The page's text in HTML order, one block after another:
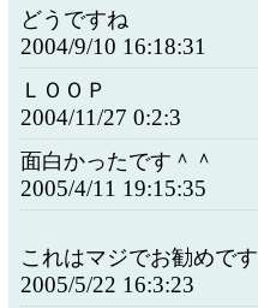
どうですね
2004/9/10 16:18:31
ＬＯＯＰ
2004/11/27 0:2:3
面白かったです＾＾
2005/4/11 19:15:35
これはマジでお勧めです
2005/5/22 16:3:23